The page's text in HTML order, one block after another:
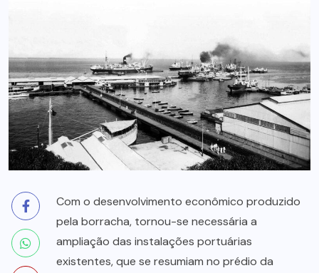
Com o desenvolvimento econômico produzido
pela borracha, tornou-se necessária a
ampliação das instalações portuárias
existentes, que se resumiam no prédio da